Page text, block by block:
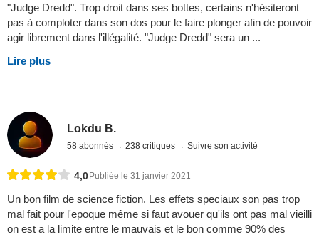
"Judge Dredd". Trop droit dans ses bottes, certains n'hésiteront
pas à comploter dans son dos pour le faire plonger afin de pouvoir
agir librement dans l'illégalité. "Judge Dredd" sera un ...
Lire plus
Lokdu B.
58 abonnés 238 critiques Suivre son activité
4,0Publiée le 31 janvier 2021
Un bon film de science fiction. Les effets speciaux son pas trop
mal fait pour l'epoque même si faut avouer qu'ils ont pas mal vieilli
on est a la limite entre le mauvais et le bon comme 90% des